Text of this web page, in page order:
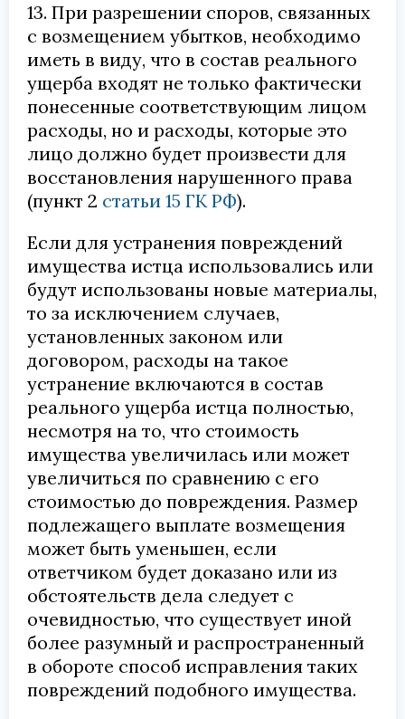
13. При разрешении споров, связанных
с возмещением убытков, необходимо
иметь в виду, что в состав реального
ущерба входят не только фактически
понесенные соответствующим лицом
расходы, но и расходы, которые это
лицо должно будет произвести для
восстановления нарушенного права
(пункт 2 статьи 15 ГК РФ).
Если для устранения повреждений
имущества истца использовались или
будут использованы новые материалы,
то за исключением случаев,
установленных законом или
договором, расходы на такое
устранение включаются в состав
реального ущерба истца полностью,
несмотря на то, что стоимость
имущества увеличилась или может
увеличиться по сравнению с его
стоимостью до повреждения. Размер
подлежащего выплате возмещения
может быть уменьшен, если
ответчиком будет доказано или из
обстоятельств дела следует с
очевидностью, что существует иной
более разумный и распространенный
в обороте способ исправления таких
повреждений подобного имущества.